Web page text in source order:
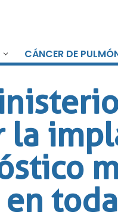
CÁNCER DE
la